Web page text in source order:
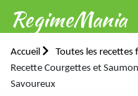
RegimeMania
Accueil
Toutes les recettes
Recette Courgettes et
Savoureux